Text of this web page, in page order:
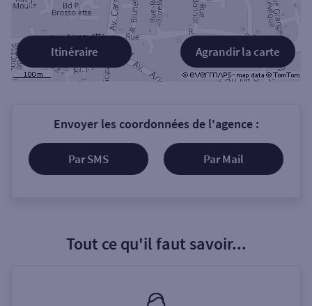
Agrandir la carte
Itinéraire
Envoyer les coordonnées de l'agence :
Par SMS Par Mail
Tout ce qu'il faut savoir...